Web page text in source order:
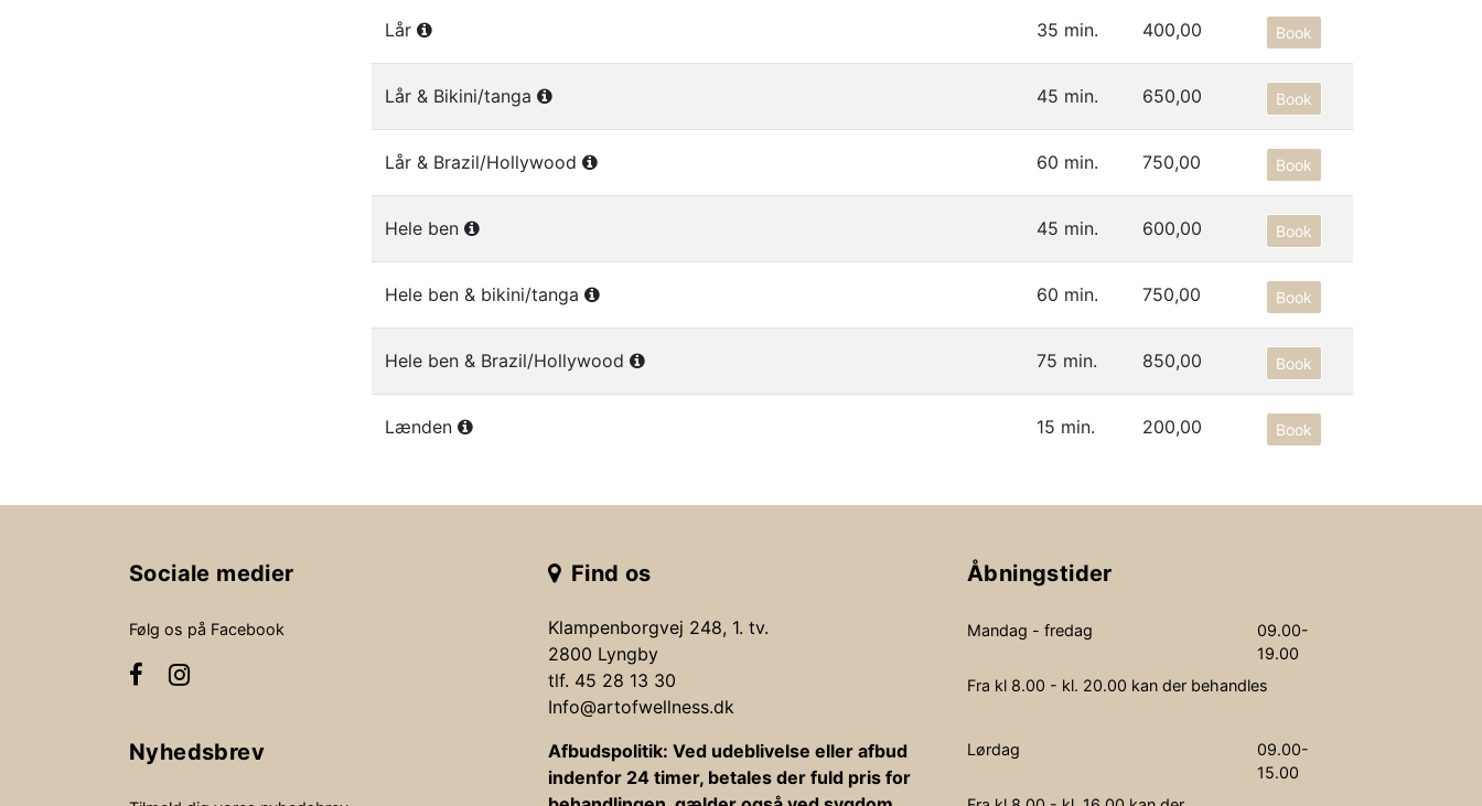
Lår 35 min. 400,00 Book
Lår & Bikini/tanga 45 min. 650,00 Book
Lår & Brazil/Hollywood 60 min. 750,00 Book
Hele ben 45 min. 600,00 Book
Hele ben & bikini/tanga 60 min. 750,00 Book
Hele ben & Brazil/Hollywood 75 min. 850,00 Book
Lænden 15 min. 200,00 Book
Sociale medier
Følg os på Facebook
Nyhedsbrev
Find os
Klampenborgvej 248, 1. tv.
2800 Lyngby
tlf. 45 28 13 30
Info@artofwellness.dk
Afbudspolitik: Ved udeblivelse eller afbud
indenfor 24 timer, betales der fuld pris for
Åbningstider
Mandag - fredag
09.00-
19.00
Fra kl 8.00 - kl. 20.00 kan der behandles
Lørdag
09.00-
15.00